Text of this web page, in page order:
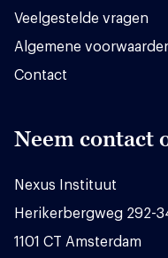
Veelgestelde vragen
Algemene
Contact
Neem contact
Nexus Instituut
Herikerbergweg 292-
1101 CT Amsterdam